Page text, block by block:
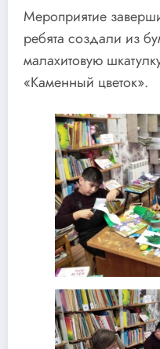
Мероприятие
ребята создали из
малахитовую
«Каменный цветок».